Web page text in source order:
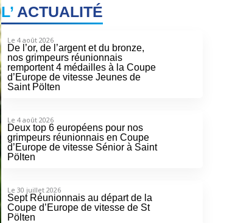
L’ACTUALITÉ
Le 4 août 2026
De l’or, de l’argent et du bronze,
nos grimpeurs réunionnais
remportent 4 médailles à la Coupe
d’Europe de vitesse Jeunes de
Saint Pölten
Le 4 août 2026
Deux top 6 européens pour nos
grimpeurs réunionnais en Coupe
d’Europe de vitesse Sénior à Saint
Pölten
Le 30 juillet 2026
Sept Réunionnais au départ de la
Coupe d’Europe de vitesse de St
Pölten